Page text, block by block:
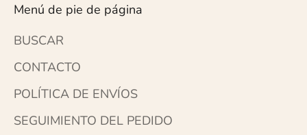
Menú de pie de página
BUSCAR
CONTACTO
POLÍTICA DE ENVÍOS
SEGUIMIENTO DEL PEDIDO